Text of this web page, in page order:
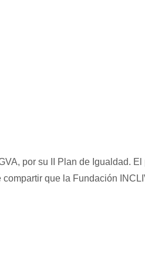
por su II Plan de Igualdad.
que la Fundación